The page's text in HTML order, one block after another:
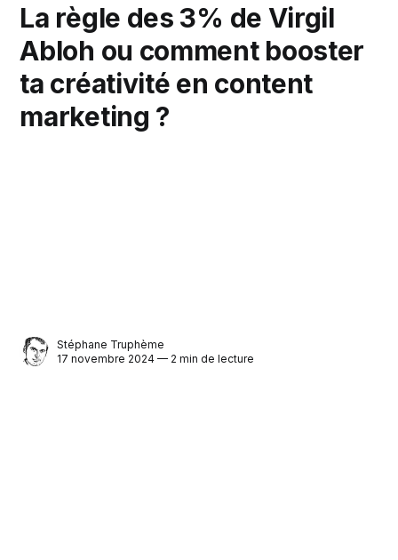
La règle des 3% de Virgil
Abloh ou comment booster
ta créativité en content
marketing ?
Stéphane Truphème
17 novembre 2024 — 2 min de lecture